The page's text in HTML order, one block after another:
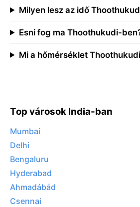
Milyen lesz az idő
Esni fog ma Thoothukudi-
Mi a hőmérséklet
Top városok India-ban
Mumbai
Delhi
Bengaluru
Hyderabad
Ahmadábád
Csennai